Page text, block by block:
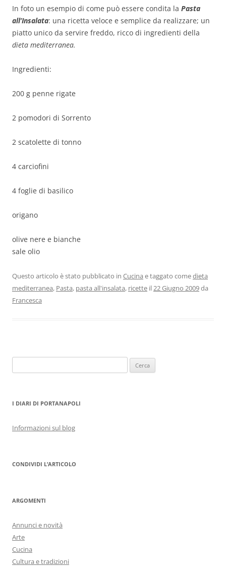
In foto un esempio di come può essere condita la Pasta
all’Insalata: una ricetta veloce e semplice da realizzare; un
piatto unico da servire freddo, ricco di ingredienti della
dieta mediterranea.
Ingredienti:
200 g penne rigate
2 pomodori di Sorrento
2 scatolette di tonno
4 carciofini
4 foglie di basilico
origano
olive nere e bianche
sale olio
Questo articolo è stato pubblicato in Cucina e taggato comedieta
mediterranea, Pasta, pasta all'insalata, ricette il22 Giugno 2009da
Francesca
per:
I DIARI DI PORTANAPOLI
Informazioni sul blog
CONDIVIDI L’ARTICOLO
ARGOMENTI
Annunci e novità
Arte
Cucina
Cultura e tradizioni